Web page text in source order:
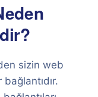
sizin web